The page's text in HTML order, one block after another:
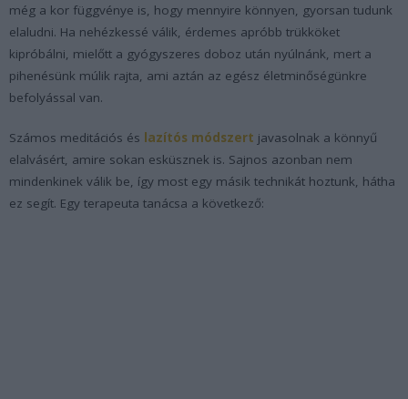
még a kor függvénye is, hogy mennyire könnyen, gyorsan tudunk
elaludni. Ha nehézkessé válik, érdemes apróbb trükköket
kipróbálni, mielőtt a gyógyszeres doboz után nyúlnánk, mert a
pihenésünk múlik rajta, ami aztán az egész életminőségünkre
befolyással van.
Számos meditációs és lazítós módszert javasolnak a könnyű
elalvásért, amire sokan esküsznek is. Sajnos azonban nem
mindenkinek válik be, így most egy másik technikát hoztunk, hátha
ez segít. Egy terapeuta tanácsa a következő: